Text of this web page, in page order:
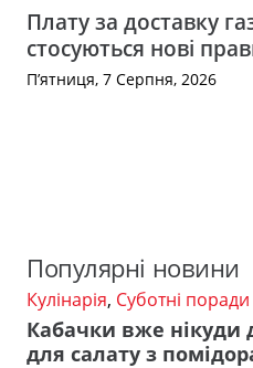
Плату за доставку
стосуються нові
П’ятниця, 7 Серпня, 2026
Популярні новини
Кулінарія, Суботні поради
Кабачки вже нікуди
для салату з